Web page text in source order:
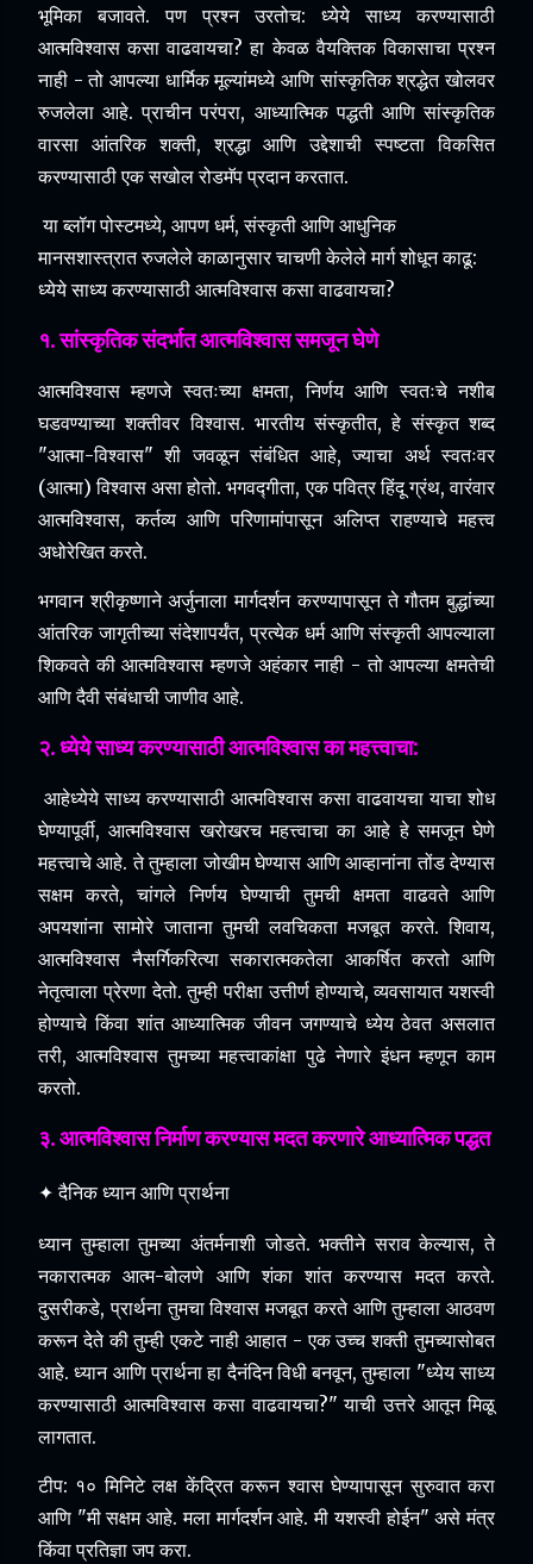
भूमिका बजावते.
पण प्रश्न उरतोच: ध्येये साध्य करण्यासाठी
आत्मविश्वास कसा वाढवायचा? हा केवळ वैयक्तिक विकासाचा प्रश्न
नाही - तो आपल्या धार्मिक मूल्यांमध्ये आणि सांस्कृतिक श्रद्धेत खोलवर
रुजलेला आहे. प्राचीन परंपरा, आध्यात्मिक पद्धती आणि सांस्कृतिक
वारसा आंतरिक शक्ती, श्रद्धा आणि उद्देशाची स्पष्टता विकसित
करण्यासाठी एक सखोल रोडमॅप प्रदान करतात.
या ब्लॉग पोस्टमध्ये, आपण धर्म, संस्कृती आणि आधुनिक
मानसशास्त्रात रुजलेले काळानुसार चाचणी केलेले मार्ग शोधून काढू:
ध्येये साध्य करण्यासाठी आत्मविश्वास कसा वाढवायचा?
१. सांस्कृतिक संदर्भात आत्मविश्वास समजून घेणे
आत्मविश्वास म्हणजे स्वतःच्या क्षमता, निर्णय आणि स्वतःचे नशीब
घडवण्याच्या शक्तीवर विश्वास. भारतीय संस्कृतीत, हे संस्कृत शब्द
"आत्मा-विश्वास" शी जवळून संबंधित आहे, ज्याचा अर्थ स्वतःवर
(आत्मा) विश्वास असा होतो. भगवद्गीता, एक पवित्र हिंदू ग्रंथ, वारंवार
आत्मविश्वास, कर्तव्य आणि परिणामांपासून अलिप्त राहण्याचे महत्त्व
अधोरेखित करते.
भगवान श्रीकृष्णाने अर्जुनाला मार्गदर्शन करण्यापासून ते गौतम बुद्धांच्या
आंतरिक जागृतीच्या संदेशापर्यंत, प्रत्येक धर्म आणि संस्कृती आपल्याला
शिकवते की आत्मविश्वास म्हणजे अहंकार नाही - तो आपल्या क्षमतेची
आणि दैवी संबंधाची जाणीव आहे.
२. ध्येये साध्य करण्यासाठी आत्मविश्वास का महत्त्वाचा:
आहेध्येये साध्य करण्यासाठी आत्मविश्वास कसा वाढवायचा याचा शोध
घेण्यापूर्वी, आत्मविश्वास खरोखरच महत्त्वाचा का आहे हे समजून घेणे
महत्त्वाचे आहे. ते तुम्हाला जोखीम घेण्यास आणि आव्हानांना तोंड देण्यास
सक्षम करते, चांगले निर्णय घेण्याची तुमची क्षमता वाढवते आणि
अपयशांना सामोरे जाताना तुमची लवचिकता मजबूत करते. शिवाय,
आत्मविश्वास नैसर्गिकरित्या सकारात्मकतेला आकर्षित करतो आणि
नेतृत्वाला प्रेरणा देतो. तुम्ही परीक्षा उत्तीर्ण होण्याचे, व्यवसायात यशस्वी
होण्याचे किंवा शांत आध्यात्मिक जीवन जगण्याचे ध्येय ठेवत असलात
तरी, आत्मविश्वास तुमच्या महत्त्वाकांक्षा पुढे नेणारे इंधन म्हणून काम
करतो.
३. आत्मविश्वास निर्माण करण्यास मदत करणारे आध्यात्मिक पद्धत
✦ दैनिक ध्यान आणि प्रार्थना
ध्यान तुम्हाला तुमच्या अंतर्मनाशी जोडते. भक्तीने सराव केल्यास, ते
नकारात्मक आत्म-बोलणे आणि शंका शांत करण्यास मदत करते.
दुसरीकडे, प्रार्थना तुमचा विश्वास मजबूत करते आणि तुम्हाला आठवण
करून देते की तुम्ही एकटे नाही आहात - एक उच्च शक्ती तुमच्यासोबत
आहे. ध्यान आणि प्रार्थना हा दैनंदिन विधी बनवून, तुम्हाला "ध्येय साध्य
करण्यासाठी आत्मविश्वास कसा वाढवायचा?" याची उत्तरे आतून मिळू
लागतात.
टीप: १० मिनिटे लक्ष केंद्रित करून श्वास घेण्यापासून सुरुवात करा
आणि "मी सक्षम आहे. मला मार्गदर्शन आहे. मी यशस्वी होईन" असे मंत्र
किंवा प्रतिज्ञा जप करा.